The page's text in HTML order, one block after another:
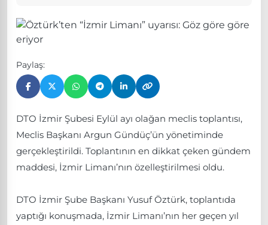
Paylaş:
DTO İzmir Şubesi Eylül ayı olağan meclis toplantısı,
Meclis Başkanı Argun Gündüç’ün yönetiminde
gerçekleştirildi. Toplantının en dikkat çeken gündem
maddesi, İzmir Limanı’nın özelleştirilmesi oldu.
DTO İzmir Şube Başkanı Yusuf Öztürk, toplantıda
yaptığı konuşmada, İzmir Limanı’nın her geçen yıl